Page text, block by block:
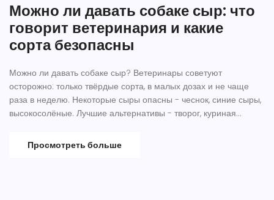
Можно ли давать собаке сыр: что
говорит ветеринария и какие
сорта безопасны
Можно ли давать собаке сыр? Ветеринары советуют
осторожно: только твёрдые сорта, в малых дозах и не чаще
раза в неделю. Некоторые сыры опасны - чеснок, синие сыры,
высокосолёные. Лучшие альтернативы - творог, куриная
Просмотреть больше